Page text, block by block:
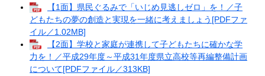
【1面】県民ぐるみで「いじめ見逃しゼロ」を！／子
どもたちの夢の創造と実現を一緒に考えましょう[PDFファ
イル／1.02MB]
【2面】学校と家庭が連携して子どもたちに確かな学
力を！／平成29年度～平成31年度県立高校等再編整備計画
について[PDFファイル／313KB]